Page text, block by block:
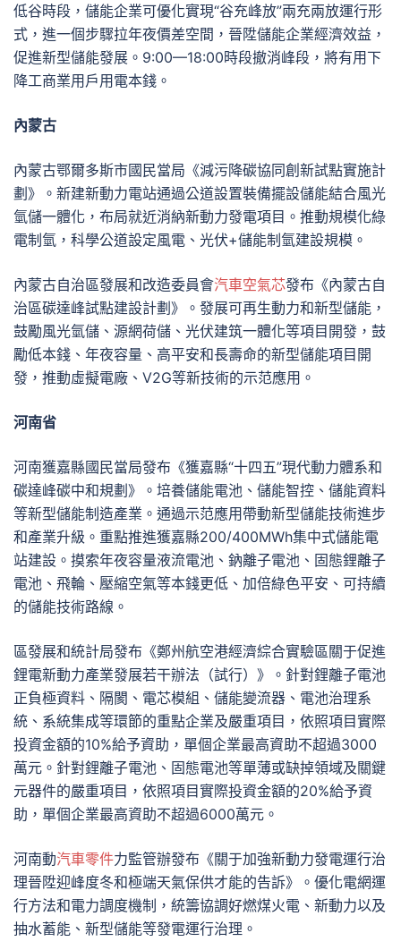
低谷時段，儲能企業可優化實現“谷充峰放”兩充兩放運行形
式，進一個步驟拉年夜價差空間，晉陞儲能企業經濟效益，
促進新型儲能發展。9:00—18:00時段撤消峰段，將有用下
降工商業用戶用電本錢。
內蒙古
內蒙古鄂爾多斯市國民當局《減污降碳協同創新試點實施計
劃》。新建新動力電站通過公道設置裝備擺設儲能結合風光
氫儲一體化，布局就近消納新動力發電項目。推動規模化綠
電制氫，科學公道設定風電、光伏+儲能制氫建設規模。
內蒙古自治區發展和改造委員會汽車空氣芯發布《內蒙古自
治區碳達峰試點建設計劃》。發展可再生動力和新型儲能，
鼓勵風光氫儲、源網荷儲、光伏建筑一體化等項目開發，鼓
勵低本錢、年夜容量、高平安和長壽命的新型儲能項目開
發，推動虛擬電廠、V2G等新技術的示范應用。
河南省
河南獲嘉縣國民當局發布《獲嘉縣“十四五”現代動力體系和
碳達峰碳中和規劃》。培養儲能電池、儲能智控、儲能資料
等新型儲能制造產業。通過示范應用帶動新型儲能技術進步
和產業升級。重點推進獲嘉縣200/400MWh集中式儲能電
站建設。摸索年夜容量液流電池、鈉離子電池、固態鋰離子
電池、飛輪、壓縮空氣等本錢更低、加倍綠色平安、可持續
的儲能技術路線。
區發展和統計局發布《鄭州航空港經濟綜合實驗區關于促進
鋰電新動力產業發展若干辦法（試行）》。針對鋰離子電池
正負極資料、隔閡、電芯模組、儲能變流器、電池治理系
統、系統集成等環節的重點企業及嚴重項目，依照項目實際
投資金額的10%給予資助，單個企業最高資助不超過3000
萬元。針對鋰離子電池、固態電池等單薄或缺掉領域及關鍵
元器件的嚴重項目，依照項目實際投資金額的20%給予資
助，單個企業最高資助不超過6000萬元。
河南動汽車零件力監管辦發布《關于加強新動力發電運行治
理晉陞迎峰度冬和極端天氣保供才能的告訴》。優化電網運
行方法和電力調度機制，統籌協調好燃煤火電、新動力以及
抽水蓄能、新型儲能等發電運行治理。